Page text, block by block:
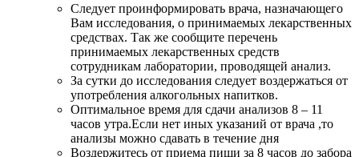
Следует проинформировать врача, назначающего
Вам исследования, о принимаемых лекарственных
средствах. Так же сообщите перечень
принимаемых лекарственных средств
сотрудникам лаборатории, проводящей анализ.
За сутки до исследования следует воздержаться от
употребления алкогольных напитков.
Оптимальное время для сдачи анализов 8 – 11
часов утра.Если нет иных указаний от врача ,то
анализы можно сдавать в течение дня
Воздержитесь от приема пищи за 8 часов до забора